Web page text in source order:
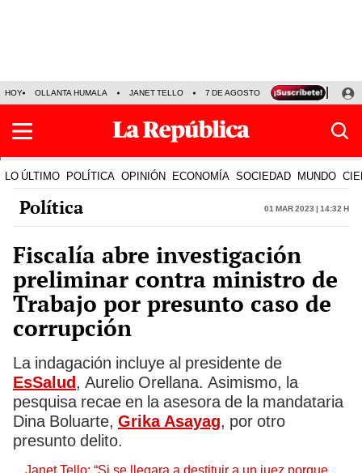
HOY OLLANTA HUMALA JANET TELLO 7 DE AGOSTO TINKA RESULTADOS
LO ÚLTIMO POLÍTICA OPINIÓN ECONOMÍA SOCIEDAD MUNDO
Política 01 Mar 2023 | 14:32 h
Fiscalía abre investigación
preliminar contra ministro de
Trabajo por presunto caso de
corrupción
La indagación incluye al presidente de
EsSalud, Aurelio Orellana. Asimismo, la
pesquisa recae en la asesora de la mandataria
Dina Boluarte, Grika Asayag, por otro
presunto delito.